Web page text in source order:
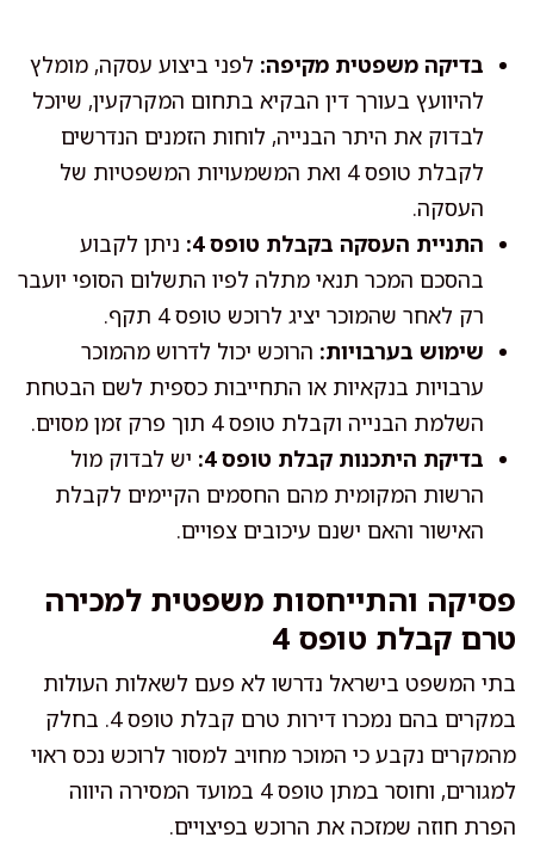
בדיקה משפטית מקיפה: לפני ביצוע עסקה, מומלץ
להיוועץ בעורך דין הבקיא בתחום המקרקעין, שיוכל
לבדוק את היתר הבנייה, לוחות הזמנים הנדרשים
לקבלת טופס 4 ואת המשמעויות המשפטיות של
העסקה.
התניית העסקה בקבלת טופס 4:
ניתן לקבוע
בהסכם המכר תנאי מתלה לפיו התשלום הסופי יועבר
רק לאחר שהמוכר יציג לרוכש טופס 4 תקף.
שימוש בערבויות: הרוכש יכול לדרוש מהמוכר
ערבויות בנקאיות או התחייבות כספית לשם הבטחת
השלמת הבנייה וקבלת טופס 4 תוך פרק זמן מסוים.
בדיקת היתכנות קבלת טופס 4:
יש לבדוק מול
הרשות המקומית מהם החסמים הקיימים לקבלת
האישור והאם ישנם עיכובים צפויים.
פסיקה והתייחסות משפטית למכירה
טרם קבלת טופס 4
בתי המשפט בישראל נדרשו לא פעם לשאלות העולות
במקרים בהם נמכרו דירות טרם קבלת טופס 4. בחלק
מהמקרים נקבע כי המוכר מחויב למסור לרוכש נכס ראוי
למגורים, וחוסר במתן טופס 4 במועד המסירה היווה
הפרת חוזה שמזכה את הרוכש בפיצויים.